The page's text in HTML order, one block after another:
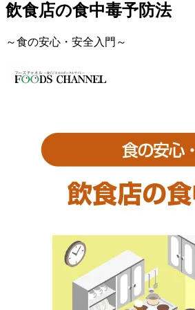
飲食店の食中毒予防法
～食の安心・安全入門～